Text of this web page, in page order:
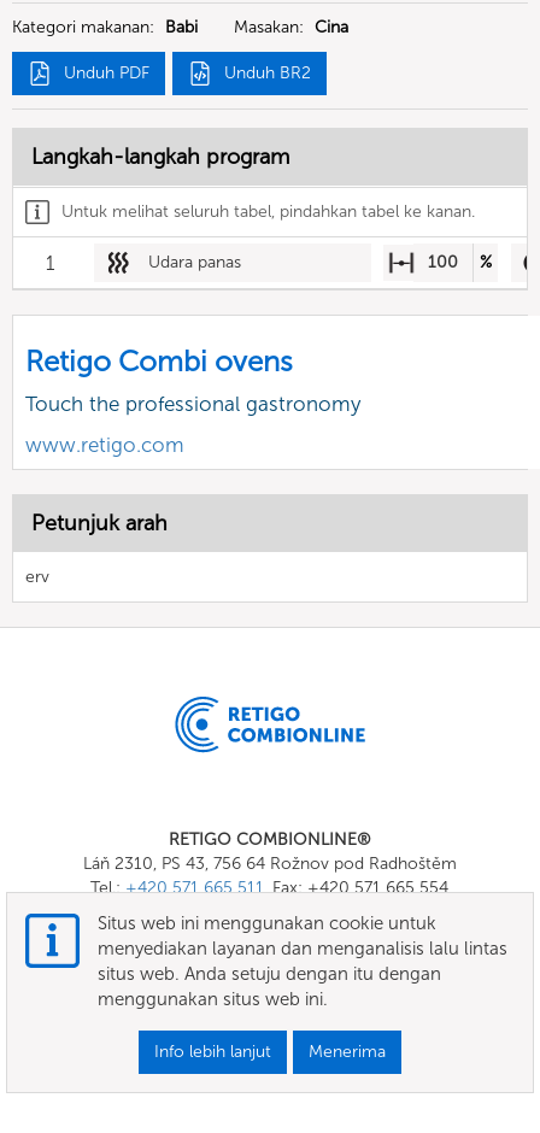
Kategori makanan: Babi Masakan: Cina
Unduh PDF Unduh BR2
Langkah-langkah program
Untuk melihat seluruh tabel, pindahkan tabel ke kanan.
1 Udara panas 100 %
Retigo Combi ovens
Touch the professional gastronomy
www.retigo.com
Petunjuk arah
erv
RETIGO COMBIONLINE®
Láň 2310, PS 43, 756 64 Rožnov pod Radhoštěm
Tel.:+420 571 665 511, Fax: +420 571 665 554
E-mail:
info@combionline.com
OnlineMenu
SYARAT DAN KETENTUAN
Situs web ini menggunakan cookie untuk
menyediakan layanan dan menganalisis lalu lintas
situs web. Anda setuju dengan itu dengan
menggunakan situs web ini.
Info lebih lanjut Menerima